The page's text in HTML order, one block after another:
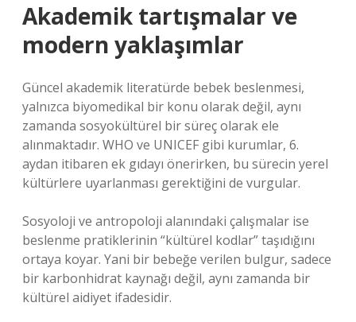
Akademik tartışmalar ve
modern yaklaşımlar
Güncel akademik literatürde bebek beslenmesi,
yalnızca biyomedikal bir konu olarak değil, aynı
zamanda sosyokültürel bir süreç olarak ele
alınmaktadır. WHO ve UNICEF gibi kurumlar, 6.
aydan itibaren ek gıdayı önerirken, bu sürecin yerel
kültürlere uyarlanması gerektiğini de vurgular.
Sosyoloji ve antropoloji alanındaki çalışmalar ise
beslenme pratiklerinin “kültürel kodlar” taşıdığını
ortaya koyar. Yani bir bebeğe verilen bulgur, sadece
bir karbonhidrat kaynağı değil, aynı zamanda bir
kültürel aidiyet ifadesidir.